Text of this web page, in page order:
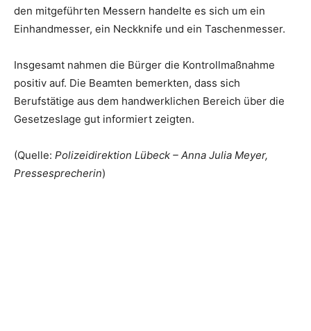
den mitgeführten Messern handelte es sich um ein
Einhandmesser, ein Neckknife und ein Taschenmesser.
Insgesamt nahmen die Bürger die Kontrollmaßnahme
positiv auf. Die Beamten bemerkten, dass sich
Berufstätige aus dem handwerklichen Bereich über die
Gesetzeslage gut informiert zeigten.
(Quelle: Polizeidirektion Lübeck – Anna Julia Meyer,
Pressesprecherin)